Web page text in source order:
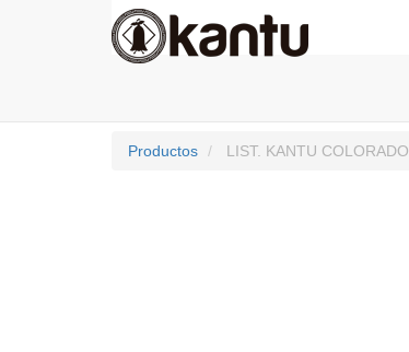
Productos LIST. KANTU COLORADO